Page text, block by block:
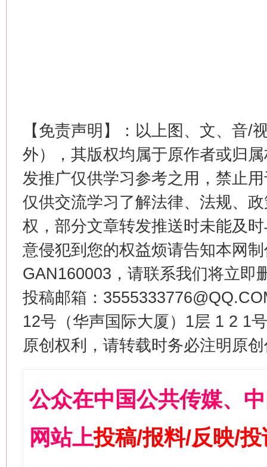
【免责声明】：以上图、文、音/
外），其版权均属于原作者或归
发推广仅供学习参考之用，禁止
仅供交流学习了解法律、法规、
权，部分文章转发推送时未能及
意侵犯到您的权益烦请告知本网
GAN160003，请联系我们将立即
投稿邮箱：
12号（华声国际大厦）1层 1 2 1
原创权利，请转载时务必注明原
公众在中国公共传媒、
网站上投稿/报料/反映/